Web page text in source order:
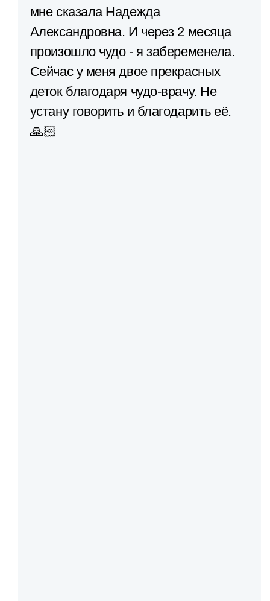
мне сказала Надежда
Александровна. И через 2 месяца
произошло чудо - я забеременела.
Сейчас у меня двое прекрасных
деток благодаря чудо-врачу. Не
устану говорить и благодарить её.
🙏🏻